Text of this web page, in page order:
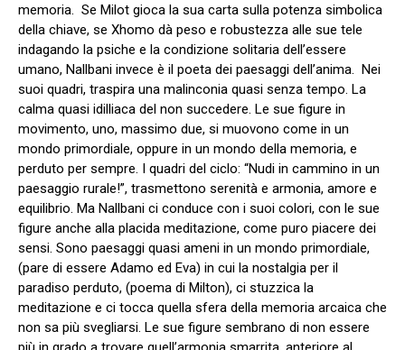
memoria. Se Milot gioca la sua carta sulla potenza simbolica
della chiave, se Xhomo dà peso e robustezza alle sue tele
indagando la psiche e la condizione solitaria dell’essere
umano, Nallbani invece è il poeta dei paesaggi dell’anima. Nei
suoi quadri, traspira una malinconia quasi senza tempo. La
calma quasi idilliaca del non succedere. Le sue figure in
movimento, uno, massimo due, si muovono come in un
mondo primordiale, oppure in un mondo della memoria, e
perduto per sempre. I quadri del ciclo: “Nudi in cammino in un
paesaggio rurale!”, trasmettono serenità e armonia, amore e
equilibrio. Ma Nallbani ci conduce con i suoi colori, con le sue
figure anche alla placida meditazione, come puro piacere dei
sensi. Sono paesaggi quasi ameni in un mondo primordiale,
(pare di essere Adamo ed Eva) in cui la nostalgia per il
paradiso perduto, (poema di Milton), ci stuzzica la
meditazione e ci tocca quella sfera della memoria arcaica che
non sa più svegliarsi. Le sue figure sembrano di non essere